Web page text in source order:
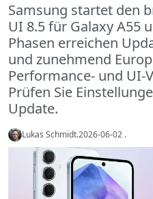
Samsung startet den
UI 8.5 für Galaxy A55
Phasen erreichen
und zunehmend
Performance- und UI-
Prüfen Sie
Update.
Lukas Schmidt.2026-06-02 .